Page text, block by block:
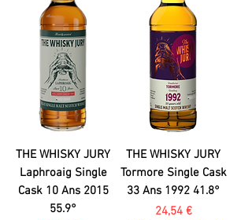
THE WHISKY JURY
Laphroaig Single
Cask 10 Ans 2015
55.9°
THE WHISKY JURY
Tormore Single Cask
33 Ans 1992 41.8°
Prix
24,54 €